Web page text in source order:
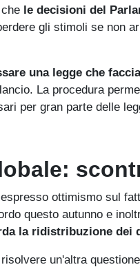
le decisioni del
gli stimoli se non
una legge che
La procedura
per gran parte delle
ottimismo sul
questo autunno e
la ridistribuzione
un'altra